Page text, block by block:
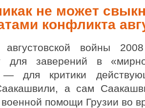
не может
конфликта
августовской войны
для заверений в
— для критики
а сам
военной помощи Грузии во